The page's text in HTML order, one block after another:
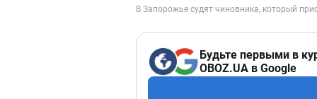
Будьте первыми в
OBOZ.UA в Google